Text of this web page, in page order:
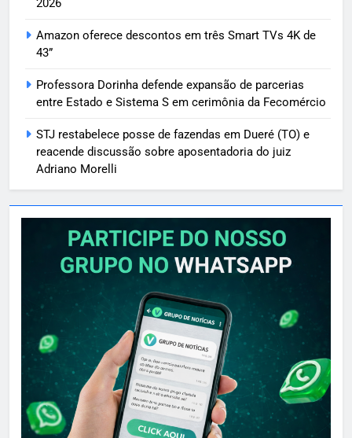
Amazon oferece descontos em três Smart TVs 4K de
43”
Professora Dorinha defende expansão de parcerias
entre Estado e Sistema S em cerimônia da Fecomércio
STJ restabelece posse de fazendas em Dueré (TO) e
reacende discussão sobre aposentadoria do juiz
Adriano Morelli